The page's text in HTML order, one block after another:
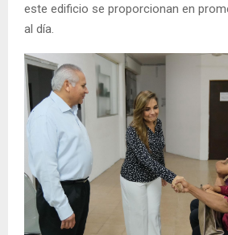
este edificio se proporcionan en
al día.